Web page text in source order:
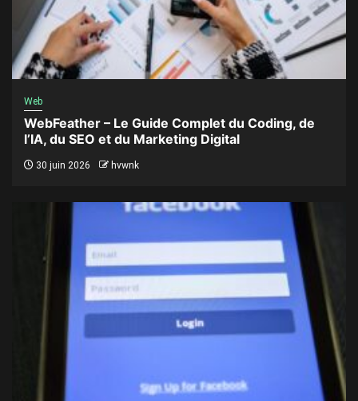
Web
WebFeather – Le Guide Complet du Coding, de
l’IA, du SEO et du Marketing Digital
30 juin 2026 hvwnk